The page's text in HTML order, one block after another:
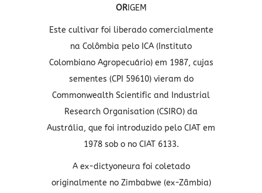
ORIGEM
Este cultivar foi liberado comercialmente
na Colômbia pelo ICA (Instituto
Colombiano Agropecuário) em 1987, cujas
sementes (CPI 59610) vieram do
Commonwealth Scientific and Industrial
Research Organisation (CSIRO) da
Austrália, que foi introduzido pelo CIAT em
1978 sob o no CIAT 6133.
A ex-dictyoneura foi coletado
originalmente no Zimbabwe (ex-Zâmbia)